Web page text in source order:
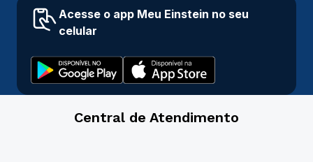
Acesse o app Meu Einstein no seu
celular
Central de Atendimento